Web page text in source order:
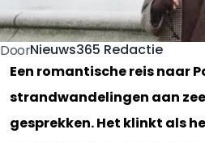
DoorNieuws365 Redactie
Een romantische reis naar
strandwandelingen aan
gesprekken. Het klinkt als